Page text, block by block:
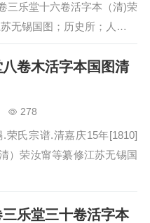
三乐堂十六卷活字本（清)荣
无锡国图；历史所；人民大
十一年（1872）…
卷木活字本国图清
278
荣氏宗谱.清嘉庆15年[1810]
）荣汝甯等纂修江苏无锡国
乐堂三十卷活字本